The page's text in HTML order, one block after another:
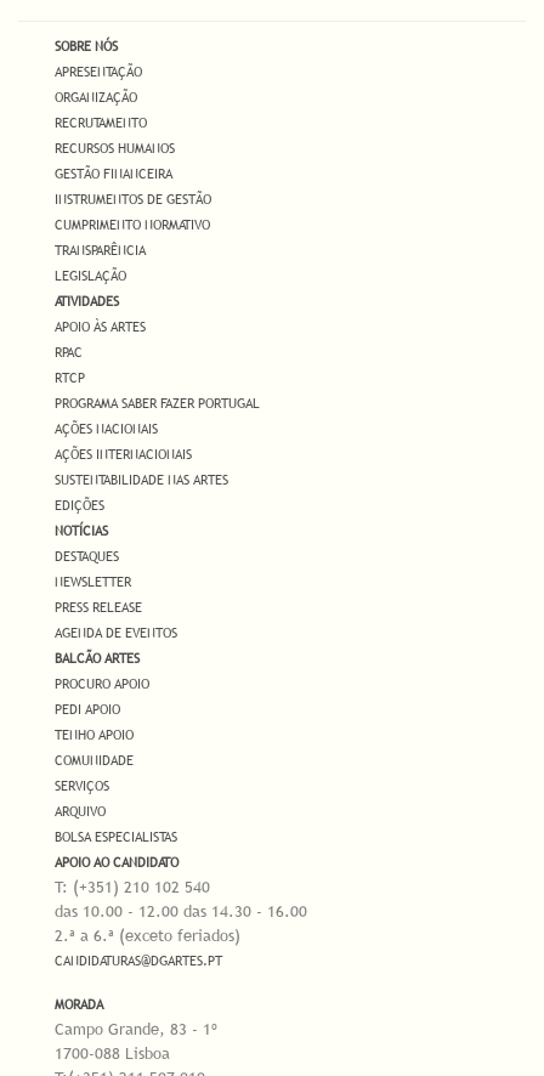
SOBRE NÓS
APRESENTAÇÃO
ORGANIZAÇÃO
RECRUTAMENTO
RECURSOS HUMANOS
GESTÃO FINANCEIRA
INSTRUMENTOS DE GESTÃO
CUMPRIMENTO NORMATIVO
TRANSPARÊNCIA
LEGISLAÇÃO
ATIVIDADES
APOIO ÀS ARTES
RPAC
RTCP
PROGRAMA SABER FAZER PORTUGAL
AÇÕES NACIONAIS
AÇÕES INTERNACIONAIS
SUSTENTABILIDADE NAS ARTES
EDIÇÕES
NOTÍCIAS
DESTAQUES
NEWSLETTER
PRESS RELEASE
AGENDA DE EVENTOS
BALCÃO ARTES
PROCURO APOIO
PEDI APOIO
TENHO APOIO
COMUNIDADE
SERVIÇOS
ARQUIVO
BOLSA ESPECIALISTAS
APOIO AO CANDIDATO
T: (+351) 210 102 540
das 10.00 - 12.00 das 14.30 - 16.00
2.ª a 6.ª (exceto feriados)
CANDIDATURAS@DGARTES.PT
MORADA
Campo Grande, 83 - 1º
1700-088 Lisboa